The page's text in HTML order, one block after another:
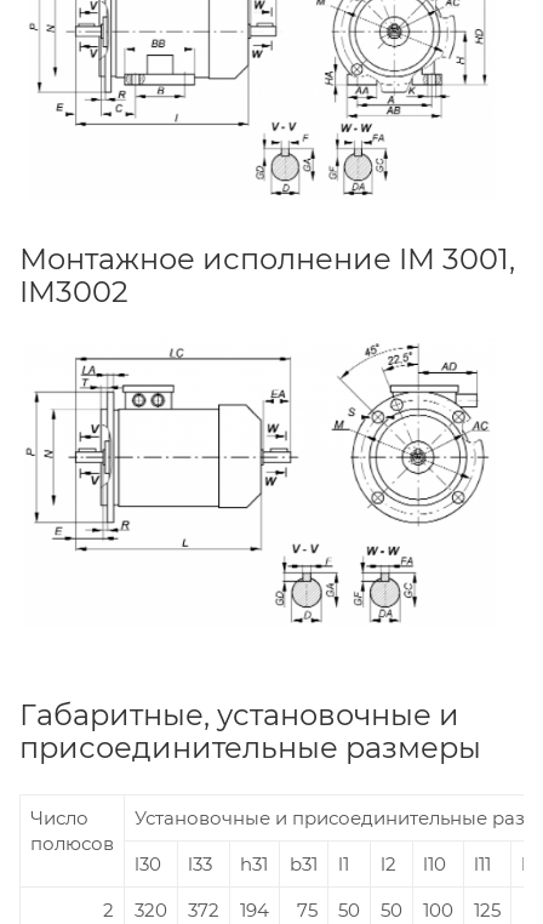
Монтажное исполнение IM 3001,
IM3002
Габаритные, установочные и
присоединительные размеры
Число
полюсов
Установочные и присоединительные
l30
l33 h31 b31 l1 l2 l10 l11
2
320 372 194 75 50 50 100 125